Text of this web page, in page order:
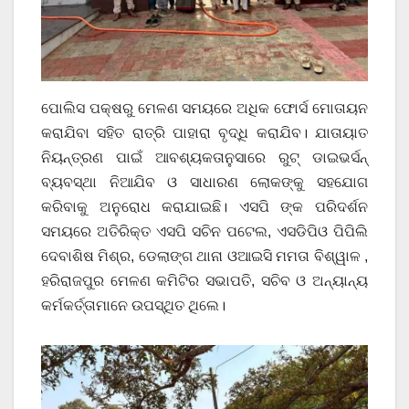
ପୋଲିସ ପକ୍ଷରୁ ମେଳଣ ସମୟରେ ଅଧିକ ଫୋର୍ସ ମୋତାୟନ
କରାଯିବା ସହିତ ରାତ୍ରି ପାହାରା ବୃଦ୍ଧି କରାଯିବ। ଯାତାୟାତ
ନିୟନ୍ତ୍ରଣ ପାଇଁ ଆବଶ୍ୟକତାନୁସାରେ ରୁଟ୍ ଡାଇଭର୍ସନ୍
ବ୍ୟବସ୍ଥା ନିଆଯିବ ଓ ସାଧାରଣ ଲୋକଙ୍କୁ ସହଯୋଗ
କରିବାକୁ ଅନୁରୋଧ କରାଯାଇଛି। ଏସପି ଙ୍କ ପରିଦର୍ଶନ
ସମୟରେ ଅତିରିକ୍ତ ଏସପି ସଚିନ ପଟେଲ, ଏସଡିପିଓ ପିପିଲି
ଦେବାଶିଷ ମିଶ୍ର, ଡେଲାଙ୍ଗ ଥାନା ଓଆଇସି ମମତା ବିଶ୍ୱାଳ ,
ହରିରାଜପୁର ମେଳଣ କମିଟିର ସଭାପତି, ସଚିବ ଓ ଅନ୍ୟାନ୍ୟ
କର୍ମକର୍ତ୍ତାମାନେ ଉପସ୍ଥିତ ଥିଲେ।